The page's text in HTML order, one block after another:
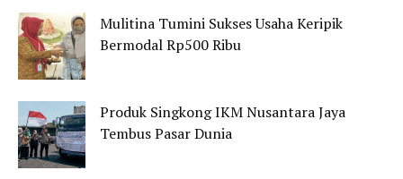
Mulitina Tumini Sukses Usaha Keripik
Bermodal Rp500 Ribu
Produk Singkong IKM Nusantara Jaya
Tembus Pasar Dunia